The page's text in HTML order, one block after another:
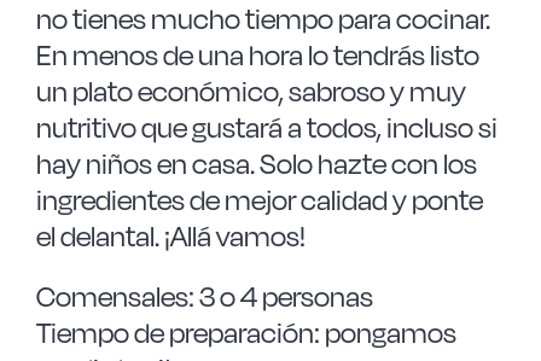
no tienes mucho tiempo para cocinar.
En menos de una hora lo tendrás listo
un plato económico, sabroso y muy
nutritivo que gustará a todos, incluso si
hay niños en casa. Solo hazte con los
ingredientes de mejor calidad y ponte
el delantal. ¡Allá vamos!
Comensales: 3 o 4 personas
Tiempo de preparación: pongamos